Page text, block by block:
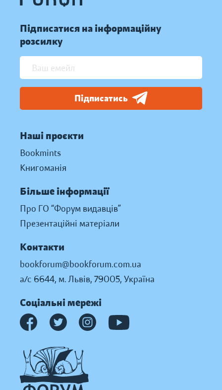
Підписатися на інформаційну
розсилку
Підписатись
Наші проєкти
Bookmints
Книгоманія
Більше інформації
Про ГО “Форум видавців”
Презентаційні матеріали
Контакти
bookforum@bookforum.com.ua
а/с 6644, м. Львів, 79005, Україна
Соціальні мережі